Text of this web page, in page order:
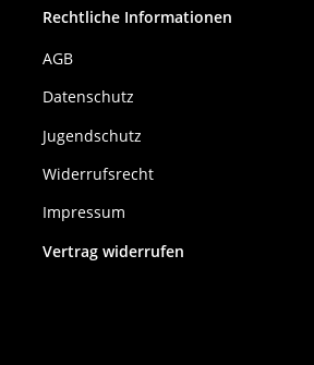
Rechtliche Informationen
AGB
Datenschutz
Jugendschutz
Widerrufsrecht
Impressum
Vertrag widerrufen